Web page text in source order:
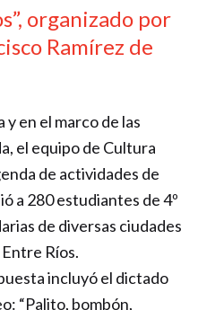
organizado por
Ramírez de
en el marco de las
el equipo de Cultura
de actividades de
a 280 estudiantes de 4º
de diversas ciudades
Ríos.
incluyó el dictado
“Palito, bombón,